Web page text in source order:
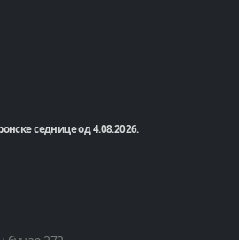
седнице од 4.08.2026.